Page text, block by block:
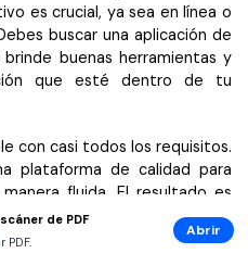
de PDF
Abrir
es crucial, ya sea en línea o
buscar una aplicación de
buenas herramientas y
que esté dentro de tu
con casi todos los requisitos.
plataforma de calidad para
fluida. El resultado es
calidad. Descarga la última
para comenzar a